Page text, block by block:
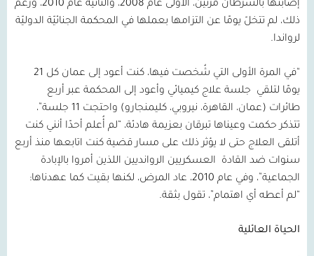
إصابتها بالسرطان مرتين، الأولى عام 2008، والثانية عام 2010، ورغم
ذلك، لم تتخلّ يومًا عن التزامها بعملها في المحكمة الجنائيّة الدوليّة
لرواندا.
“في المرة الأولى التي شُخصت فيها، كنت أعود إلى عمان كل 21
يومًا لتلقي
جلسة علاج كيميائي وأعود إلى المحكمة عبر أربع
طائرات (عمان، القاهرة، نيروبي، كليمنجارو) واحتجت 11 جلسة”،
تتذكر حكمت وعيناها تبرقان بعزيمة هادئة، “لم أُعلم أحدًا أنني كنت
أتلقى العلاج حتى لا يؤثر ذلك على مسار قضية كنت اتابعها منذ أربع
سنوات ضد القادة
العسكريين الروانديين اللذين أمروا بالإبادة
الجماعية”، وفي عام 2010، عاد المرض، لكنها بقيت كما عهدناها:
“لم أعطه أي اهتمام”، تقول بثقة.
الحياة العائلية